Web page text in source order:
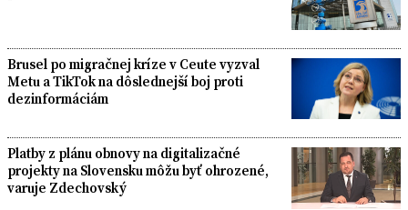
Brusel po migračnej kríze v Ceute vyzval
Metu a TikTok na dôslednejší boj proti
dezinformáciám
Platby z plánu obnovy na digitalizačné
projekty na Slovensku môžu byť ohrozené,
varuje Zdechovský